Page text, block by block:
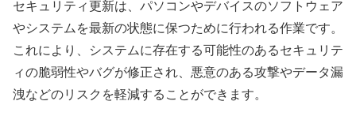
セキュリティ更新は、パソコンやデバイスのソフトウェア
やシステムを最新の状態に保つために行われる作業です。
これにより、システムに存在する可能性のあるセキュリテ
ィの脆弱性やバグが修正され、悪意のある攻撃やデータ漏
洩などのリスクを軽減することができます。